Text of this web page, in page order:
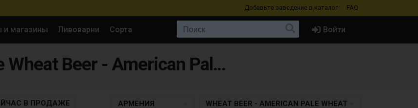
Добавьте заведение в каталог FAQ
и магазины Пивоварни Сорта Войти
Пиво в Armenia в стиле Wheat Beer - American Pale Wheat
В ПРОДАЖЕ АРМЕНИЯ WHEAT BEER - AMERICAN PALE WHEAT